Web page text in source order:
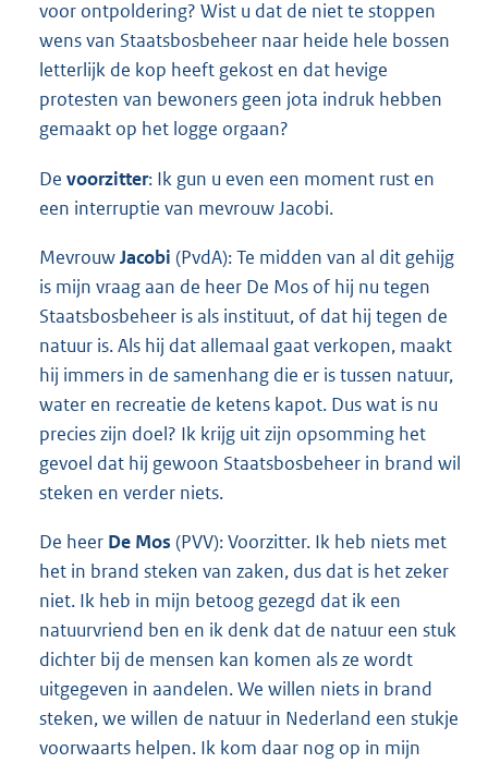
voor ontpoldering? Wist u dat de niet te stoppen
wens van Staatsbosbeheer naar heide hele bossen
letterlijk de kop heeft gekost en dat hevige
protesten van bewoners geen jota indruk hebben
gemaakt op het logge orgaan?
De voorzitter: Ik gun u even een moment rust en
een interruptie van mevrouw Jacobi.
MevrouwJacobi (PvdA): Te midden van al dit gehijg
is mijn vraag aan de heer De Mos of hij nu tegen
Staatsbosbeheer is als instituut, of dat hij tegen de
natuur is. Als hij dat allemaal gaat verkopen, maakt
hij immers in de samenhang die er is tussen natuur,
water en recreatie de ketens kapot. Dus wat is nu
precies zijn doel? Ik krijg uit zijn opsomming het
gevoel dat hij gewoon Staatsbosbeheer in brand wil
steken en verder niets.
De heer De Mos (PVV): Voorzitter. Ik heb niets met
het in brand steken van zaken, dus dat is het zeker
niet. Ik heb in mijn betoog gezegd dat ik een
natuurvriend ben en ik denk dat de natuur een stuk
dichter bij de mensen kan komen als ze wordt
uitgegeven in aandelen. We willen niets in brand
steken, we willen de natuur in Nederland een stukje
voorwaarts helpen. Ik kom daar nog op in mijn